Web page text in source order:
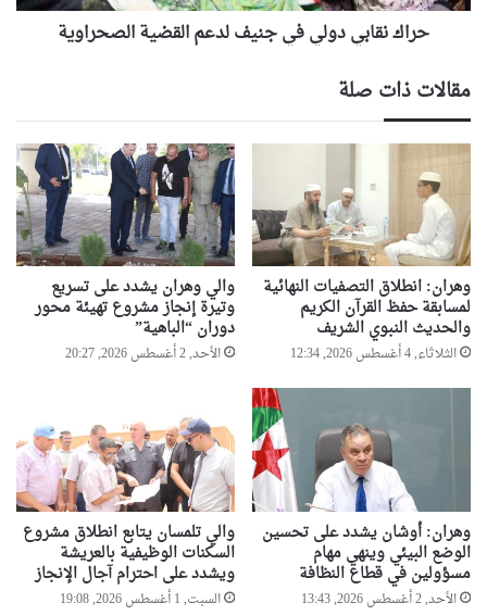
حراك نقابي دولي في جنيف لدعم القضية الصحراوية
مقالات ذات صلة
وهران: انطلاق التصفيات النهائية
لمسابقة حفظ القرآن الكريم
والحديث النبوي الشريف
الثلاثاء, 4 أغسطس 2026, 12:34
والي وهران يشدد على تسريع
وتيرة إنجاز مشروع تهيئة محور
دوران “الباهية”
الأحد, 2 أغسطس 2026, 20:27
وهران: أوشان يشدد على تحسين
الوضع البيئي وينهي مهام
مسؤولين في قطاع النظافة
الأحد, 2 أغسطس 2026, 13:43
والي تلمسان يتابع انطلاق مشروع
السكنات الوظيفية بالعريشة
ويشدد على احترام آجال الإنجاز
السبت, 1 أغسطس 2026, 19:08